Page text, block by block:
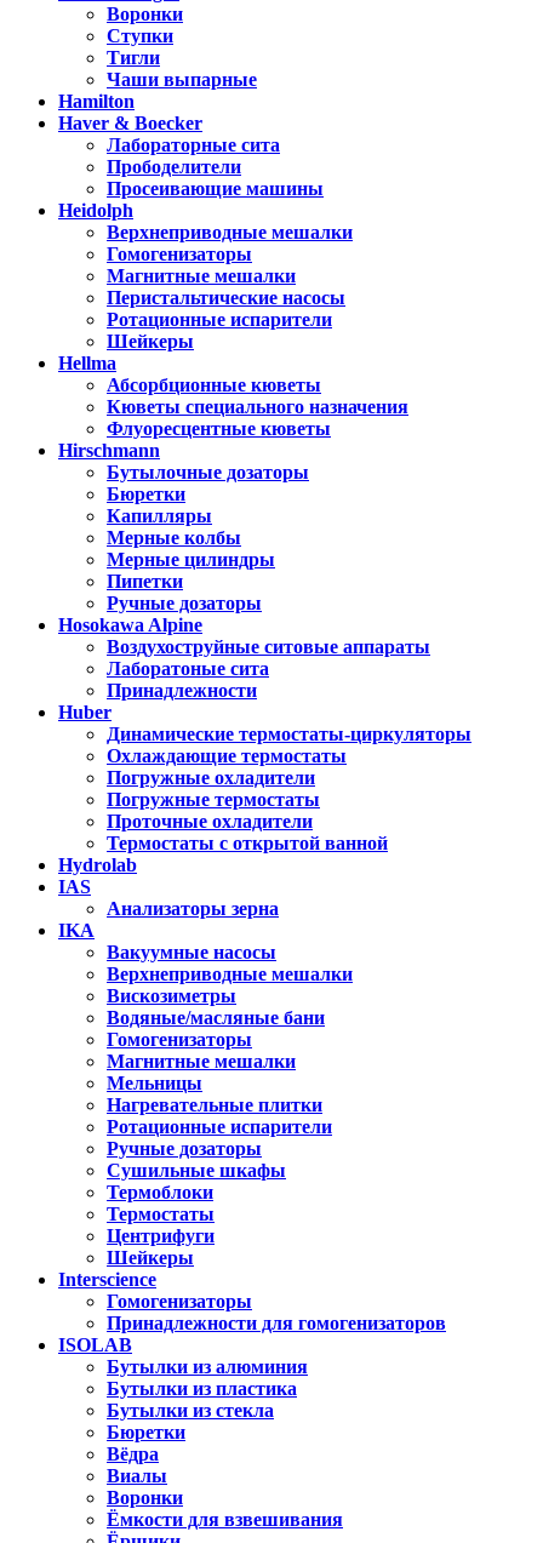
Воронки
Ступки
Тигли
Чаши выпарные
Hamilton
Haver & Boecker
Лабораторные сита
Прободелители
Просеивающие машины
Heidolph
Верхнеприводные мешалки
Гомогенизаторы
Магнитные мешалки
Перистальтические насосы
Ротационные испарители
Шейкеры
Hellma
Абсорбционные кюветы
Кюветы специального назначения
Флуоресцентные кюветы
Hirschmann
Бутылочные дозаторы
Бюретки
Капилляры
Мерные колбы
Мерные цилиндры
Пипетки
Ручные дозаторы
Hosokawa Alpine
Воздухоструйные ситовые аппараты
Лаборатоные сита
Принадлежности
Huber
Динамические термостаты-циркуляторы
Охлаждающие термостаты
Погружные охладители
Погружные термостаты
Проточные охладители
Термостаты с открытой ванной
Hydrolab
IAS
Анализаторы зерна
IKA
Вакуумные насосы
Верхнеприводные мешалки
Вискозиметры
Водяные/масляные бани
Гомогенизаторы
Магнитные мешалки
Мельницы
Нагревательные плитки
Ротационные испарители
Ручные дозаторы
Сушильные шкафы
Термоблоки
Термостаты
Центрифуги
Шейкеры
Interscience
Гомогенизаторы
Принадлежности для гомогенизаторов
ISOLAB
Бутылки из алюминия
Бутылки из пластика
Бутылки из стекла
Бюретки
Вёдра
Виалы
Воронки
Ёмкости для взвешивания